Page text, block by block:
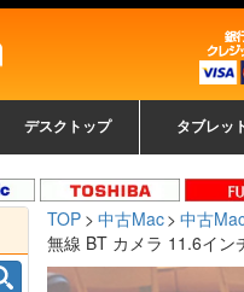
ッカード
デスクトップ
中古デスクトップ一覧
新品デスクトップ一
覧
ゲーミングパソコン
トレーディングパソ
コン
ッカード
タブレッ
TOP 中古Mac 中古
無線 BT カメラ 11.6イ